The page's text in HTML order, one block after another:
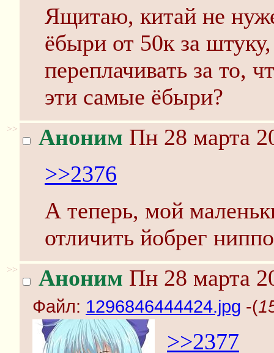
Ящитаю, китай не
ёбыри от 50к за
переплачивать за то,
эти самые ёбыри?
>> Аноним Пн 28 марта
>>2376
А теперь, мой
отличить йобрег
>> Аноним Пн 28 марта
Файл: 1296846444424.jpg -(
>>2377